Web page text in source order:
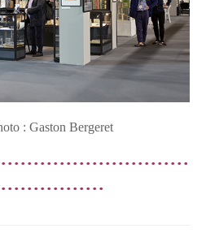
: Gaston Bergeret